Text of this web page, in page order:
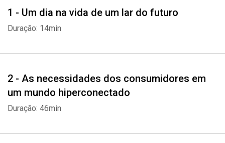
oportunidade de negócio e de faturamento para empresas.
experiência do usuário, os autores mostram como você também
1 - Um dia na vida de um lar do futuro
Duração: 14min
2 - As necessidades dos consumidores em
um mundo hiperconectado
Duração: 46min